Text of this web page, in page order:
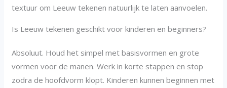
textuur om Leeuw tekenen natuurlijk te laten aanvoelen.
Is Leeuw tekenen geschikt voor kinderen en beginners?
Absoluut. Houd het simpel met basisvormen en grote
vormen voor de manen. Werk in korte stappen en stop
zodra de hoofdvorm klopt. Kinderen kunnen beginnen met